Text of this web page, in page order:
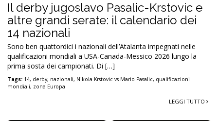
Il derby jugoslavo Pasalic-Krstovic e
altre grandi serate: il calendario dei
14 nazionali
Sono ben quattordici i nazionali dell’Atalanta impegnati nelle
qualificazioni mondiali a USA-Canada-Messico 2026 lungo la
prima sosta dei campionati. Di […]
Tags: 14, derby, nazionali, Nikola Krstovic vs Mario Pasalic, qualificazioni
mondiali, zona Europa
LEGGI TUTTO